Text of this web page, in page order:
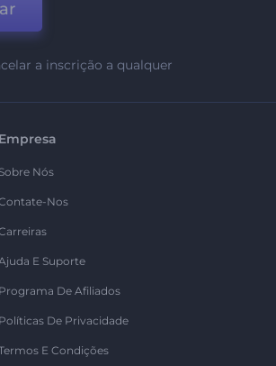
a inscrição a qualquer
Empresa
Sobre Nós
Nos
E Suporte
Programa De Afiliados
Políticas De Privacidade
E Condições